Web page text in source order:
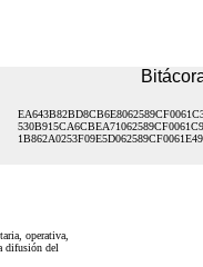
operativa,
difusión del